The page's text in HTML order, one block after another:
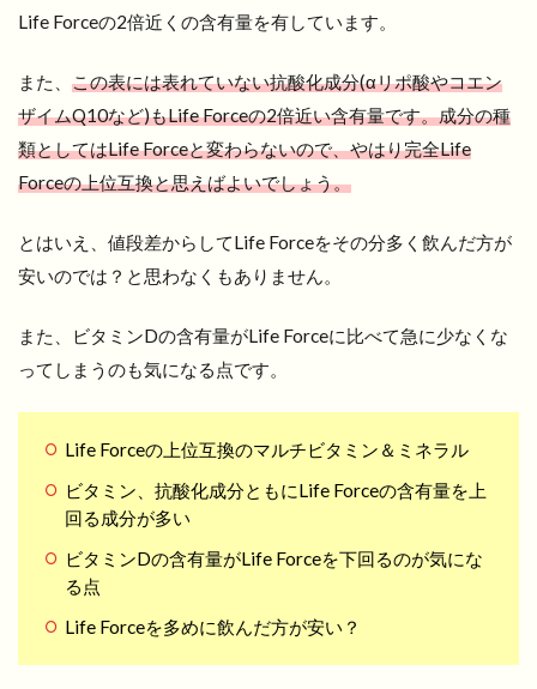
Life Forceの2倍近くの含有量を有しています。
また、 この表には表れていない抗酸化成分(αリポ酸やコエン
ザイムQ10など)もLife Forceの2倍近い含有量です。成分の種
類としてはLife Forceと変わらないので、やはり完全Life
Forceの上位互換と思えばよいでしょう。
とはいえ、値段差からしてLife Forceをその分多く飲んだ方が
安いのでは？と思わなくもありません。
また、ビタミンDの含有量がLife Forceに比べて急に少なくな
ってしまうのも気になる点です。
Life Forceの上位互換のマルチビタミン＆ミネラル
ビタミン、抗酸化成分ともにLife Forceの含有量を上
回る成分が多い
ビタミンDの含有量がLife Forceを下回るのが気にな
る点
Life Forceを多めに飲んだ方が安い？